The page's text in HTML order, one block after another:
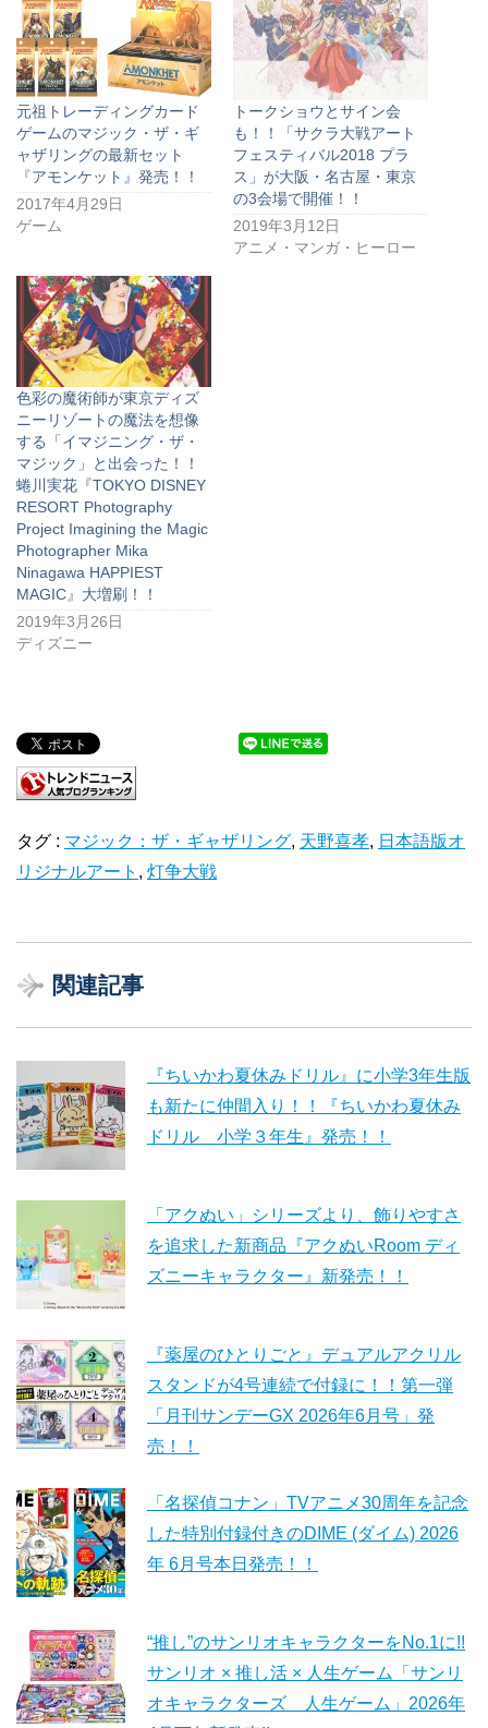
元祖トレーディングカード
ゲームのマジック・ザ・ギ
ャザリングの最新セット
『アモンケット』発売！！
2017年4月29日
ゲーム
トークショウとサイン会
も！！「サクラ大戦アート
フェスティバル2018 プラ
ス」が大阪・名古屋・東京
の3会場で開催！！
2019年3月12日
アニメ・マンガ・ヒーロー
色彩の魔術師が東京ディズ
ニーリゾートの魔法を想像
する「イマジニング・ザ・
マジック」と出会った！！
蜷川実花『TOKYO DISNEY
RESORT Photography
Project Imagining the Magic
Photographer Mika
Ninagawa HAPPIEST
MAGIC』大増刷！！
2019年3月26日
ディズニー
タグ : マジック：ザ・ギャザリング, 天野喜孝, 日本語版オ
リジナルアート , 灯争大戦
関連記事
『ちいかわ夏休みドリル』に小学3年生版
も新たに仲間入り！！『ちいかわ夏休み
ドリル 小学３年生』発売！！
「アクぬい」シリーズより、飾りやすさ
を追求した新商品『アクぬいRoom ディ
ズニーキャラクター』新発売！！
『薬屋のひとりごと』デュアルアクリル
スタンドが4号連続で付録に！！第一弾
「月刊サンデーGX 2026年6月号」発
売！！
「名探偵コナン」TVアニメ30周年を記念
した特別付録付きのDIME (ダイム) 2026
年 6月号本日発売！！
“推し”のサンリオキャラクターをNo.1に!!
サンリオ × 推し活 × 人生ゲーム「サンリ
オキャラクターズ 人生ゲーム」2026年